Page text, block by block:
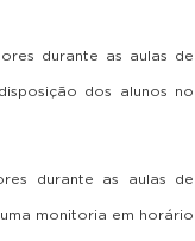
durante as aulas de
dos alunos no
durante as aulas de
monitoria em horário